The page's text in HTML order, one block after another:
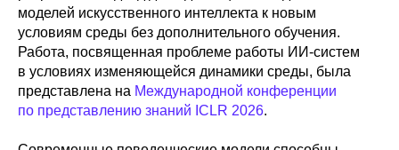
моделей искусственного интеллекта к новым
условиям среды без дополнительного обучения.
Работа, посвященная проблеме работы ИИ-систем
в условиях изменяющейся динамики среды, была
представлена на Международной конференции
по представлению знаний ICLR 2026.